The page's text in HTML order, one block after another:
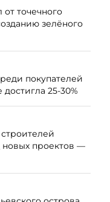
точечного
зелёного
покупателей
25-30%
новых проектов —